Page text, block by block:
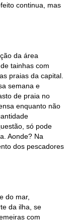
continua, mas
da área
tainhas com
praias da capital.
semana e
de praia no
enquanto não
só pode
Aonde? Na
dos pescadores
do mar,
da ilha, se
com